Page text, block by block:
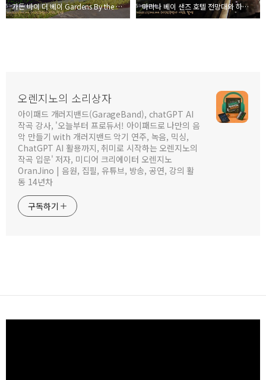
가든 바이 더 베이 Gardens By the Bay 싱가폴 마리나 베이 샌즈 호텔 전망대와 하늘 수영장 가보니
오렌지노의 소리상자
아이패드 개러지밴드(GarageBand), chatGPT AI
작곡 강사, '오늘부터 프로듀서! 아이패드로 나만의 음
악 만들기 with 개러지밴드 악기 연주, 녹음, 믹싱,
ChatGPT AI 활용까지, 취미로 시작하는 오렌지노의
작곡 입문' 저자, 미디어 크리에이터 오렌지노
OranJino | 음원, 집필, 유튜브, 방송, 공연, 강의 활
동 14년차
구독하기